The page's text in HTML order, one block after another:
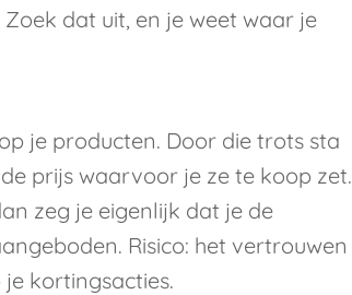
dat uit, en je weet waar je
je producten. Door die trots sta
prijs waarvoor je ze te koop zet.
zeg je eigenlijk dat je de
Risico: het vertrouwen
kortingsacties.